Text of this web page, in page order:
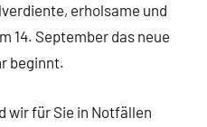
erholsame und
14. September das neue
beginnt.
wir für Sie in Notfällen